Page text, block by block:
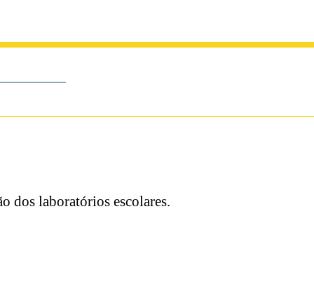
dos laboratórios escolares.